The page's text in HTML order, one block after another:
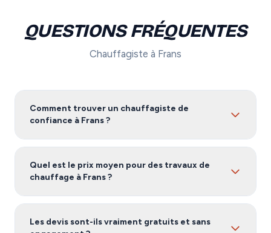
QUESTIONS FRÉQUENTES
Chauffagiste à Frans
Comment trouver un chauffagiste de
confiance à Frans ?
Pour trouver un chauffagiste fiable à Frans, nous vous
service vous met en relation avec des artisans certifiés
et vérifiés dans l'Ain, gratuitement et sans
engagement.
Quel est le prix moyen pour des travaux de
chauffage à Frans ?
Les tarifs de chauffage à Frans varient selon l'ampleur
projet. Demandez plusieurs devis gratuits pour obtenir
Les devis sont-ils vraiment gratuits et sans